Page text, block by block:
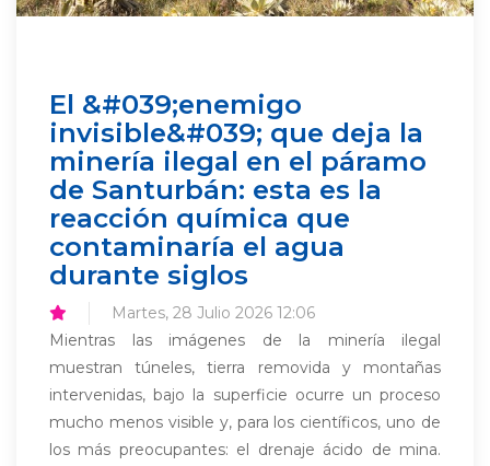
El &#039;enemigo
invisible&#039; que deja la
minería ilegal en el páramo
de Santurbán: esta es la
reacción química que
contaminaría el agua
durante siglos
Martes, 28 Julio 2026 12:06
Mientras las imágenes de la minería ilegal
muestran túneles, tierra removida y montañas
intervenidas, bajo la superficie ocurre un proceso
mucho menos visible y, para los científicos, uno de
los más preocupantes: el drenaje ácido de mina.